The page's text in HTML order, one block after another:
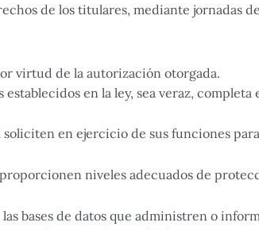
de los titulares, mediante jornadas de
virtud de la autorización otorgada.
en la ley, sea veraz, completa
en ejercicio de sus funciones
niveles adecuados de
bases de datos que administren o